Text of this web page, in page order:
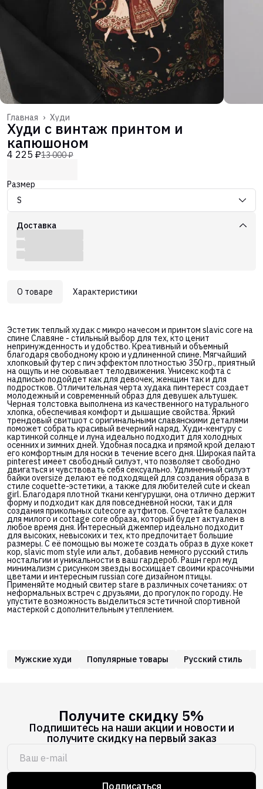
Худи
Главная ›
Худи с винтаж принтом и
капюшоном
4 225 ₽13 000 ₽
Размер
S
Доставка
О товаре Характеристики
Эстетик теплый худак с микро начесом и принтом slavic core на
спине Славяне - стильный выбор для тех, кто ценит
непринужденность и удобство. Креативный и объемный
благодаря свободному крою и удлиненной спине. Мягчайший
хлопковый футер с пич эффектом плотностью 350 гр., приятный
на ощупь и не сковывает телодвижения. Унисекс кофта с
надписью подойдет как для девочек, женщин так и для
подростков. Отличительная черта худака пинтерест создает
молодежный и современный образ для девушек альтушек.
Черная толстовка выполнена из качественного натурального
хлопка, обеспечивая комфорт и дышащие свойства. Яркий
трендовый свитшот с оригинальными славянскими деталями
поможет собрать красивый вечерний наряд. Худи-кенгуру с
картинкой солнце и луна идеально подходит для холодных
осенних и зимних дней. Удобная посадка и прямой крой делают
его комфортным для носки в течение всего дня. Широкая пайта
pinterest имеет свободный силуэт, что позволяет свободно
двигаться и чувствовать себя сексуально. Удлиненный силуэт
байки oversize делают её подходящей для создания образа в
стиле coquette-эстетики, а также для любителей cute и ckean
girl. Благодаря плотной ткани кенгурушки, она отлично держит
форму и подходит как для повседневной носки, так и для
создания прикольных cutecore аутфитов. Сочетайте балахон
для милого и cottage core образа, который будет актуален в
любое время дня. Интересный джемпер идеально подходит
для высоких, невысоких и тех, кто предпочитает большие
размеры. С её помощью вы можете создать образ в духе кокет
кор, slavic mom style или альт, добавив немного русский стиль
ностальгии и уникальности в ваш гардероб. Рашн герл муд
минимализм с рисунком звезды восхищает своими красочными
цветами и интересным russian core дизайном птицы.
Применяйте модный свитер stare в различных сочетаниях: от
неформальных встреч с друзьями, до прогулок по городу. Не
упустите возможность выделиться эстетичной спортивной
мастеркой с дополнительным утеплением.
Мужские худи Популярные товары Русский стиль
Получите скидку 5%
Подпишитесь на наши акции и новости и
получите скидку на первый заказ
Подписаться